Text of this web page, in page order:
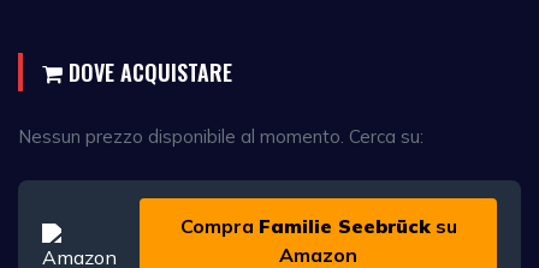
DOVE ACQUISTARE
Nessun prezzo disponibile al momento. Cerca su:
Compra Familie Seebrücksu
Amazon